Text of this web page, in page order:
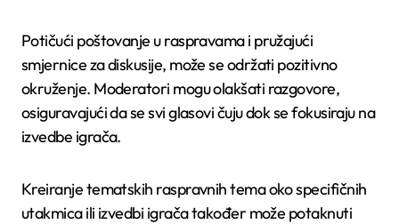
Potičući poštovanje u raspravama i pružajući
smjernice za diskusije, može se održati pozitivno
okruženje. Moderatori mogu olakšati razgovore,
osiguravajući da se svi glasovi čuju dok se fokusiraju na
izvedbe igrača.
Kreiranje tematskih raspravnih tema oko specifičnih
utakmica ili izvedbi igrača također može potaknuti